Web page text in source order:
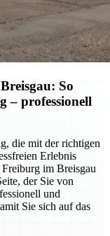
So
– professionell
die mit der richtigen
Erlebnis
im Breisgau
der Sie von
und
Sie sich auf das